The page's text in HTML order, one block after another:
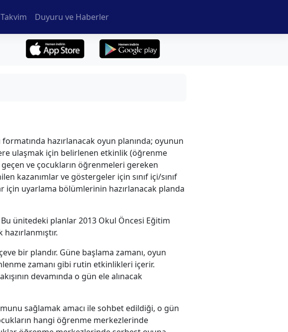
Duyuru ve Haberler
hazırlanacak oyun planında; oyunun
ulaşmak için belirlenen etkinlik (öğrenme
ve çocukların öğrenmeleri gereken
kazanımlar ve göstergeler için sınıf içi/sınıf
için uyarlama bölümlerinin hazırlanacak planda
ünitedeki planlar 2013 Okul Öncesi Eğitim
bir plandır. Güne başlama zamanı, oyun
zamanı gibi rutin etkinlikleri içerir.
devamında o gün ele alınacak
sağlamak amacı ile sohbet edildiği, o gün
hangi öğrenme merkezlerinde